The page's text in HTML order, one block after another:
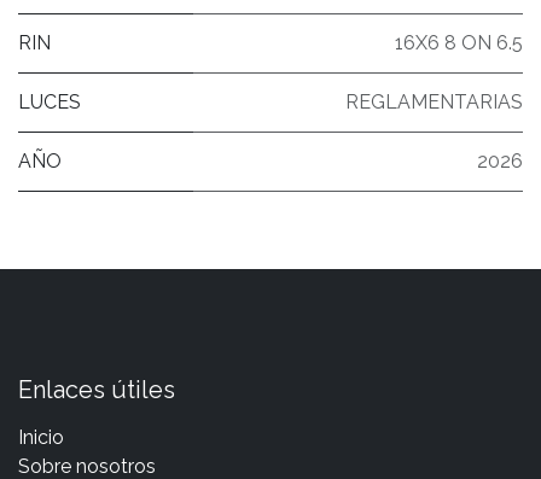
RIN 16X6 8 ON 6.5
LUCES REGLAMENTARIAS
AÑO 2026
Enlaces útiles
Inicio
Sobre nosotros